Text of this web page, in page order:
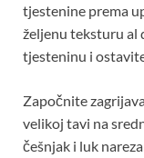
tjestenine prema
željenu teksturu al
tjesteninu i
Započnite
velikoj tavi na
češnjak i luk